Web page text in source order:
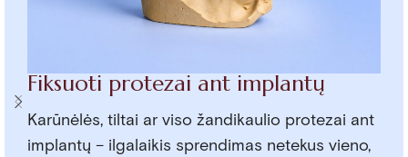
Fiksuoti protezai ant implantų
Karūnėlės, tiltai ar viso žandikaulio protezai ant
implantų – ilgalaikis sprendimas netekus vieno,